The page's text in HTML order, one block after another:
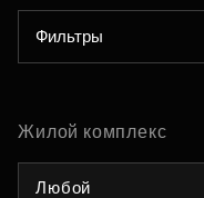
Фильтры
Жилой комплекс
Любой